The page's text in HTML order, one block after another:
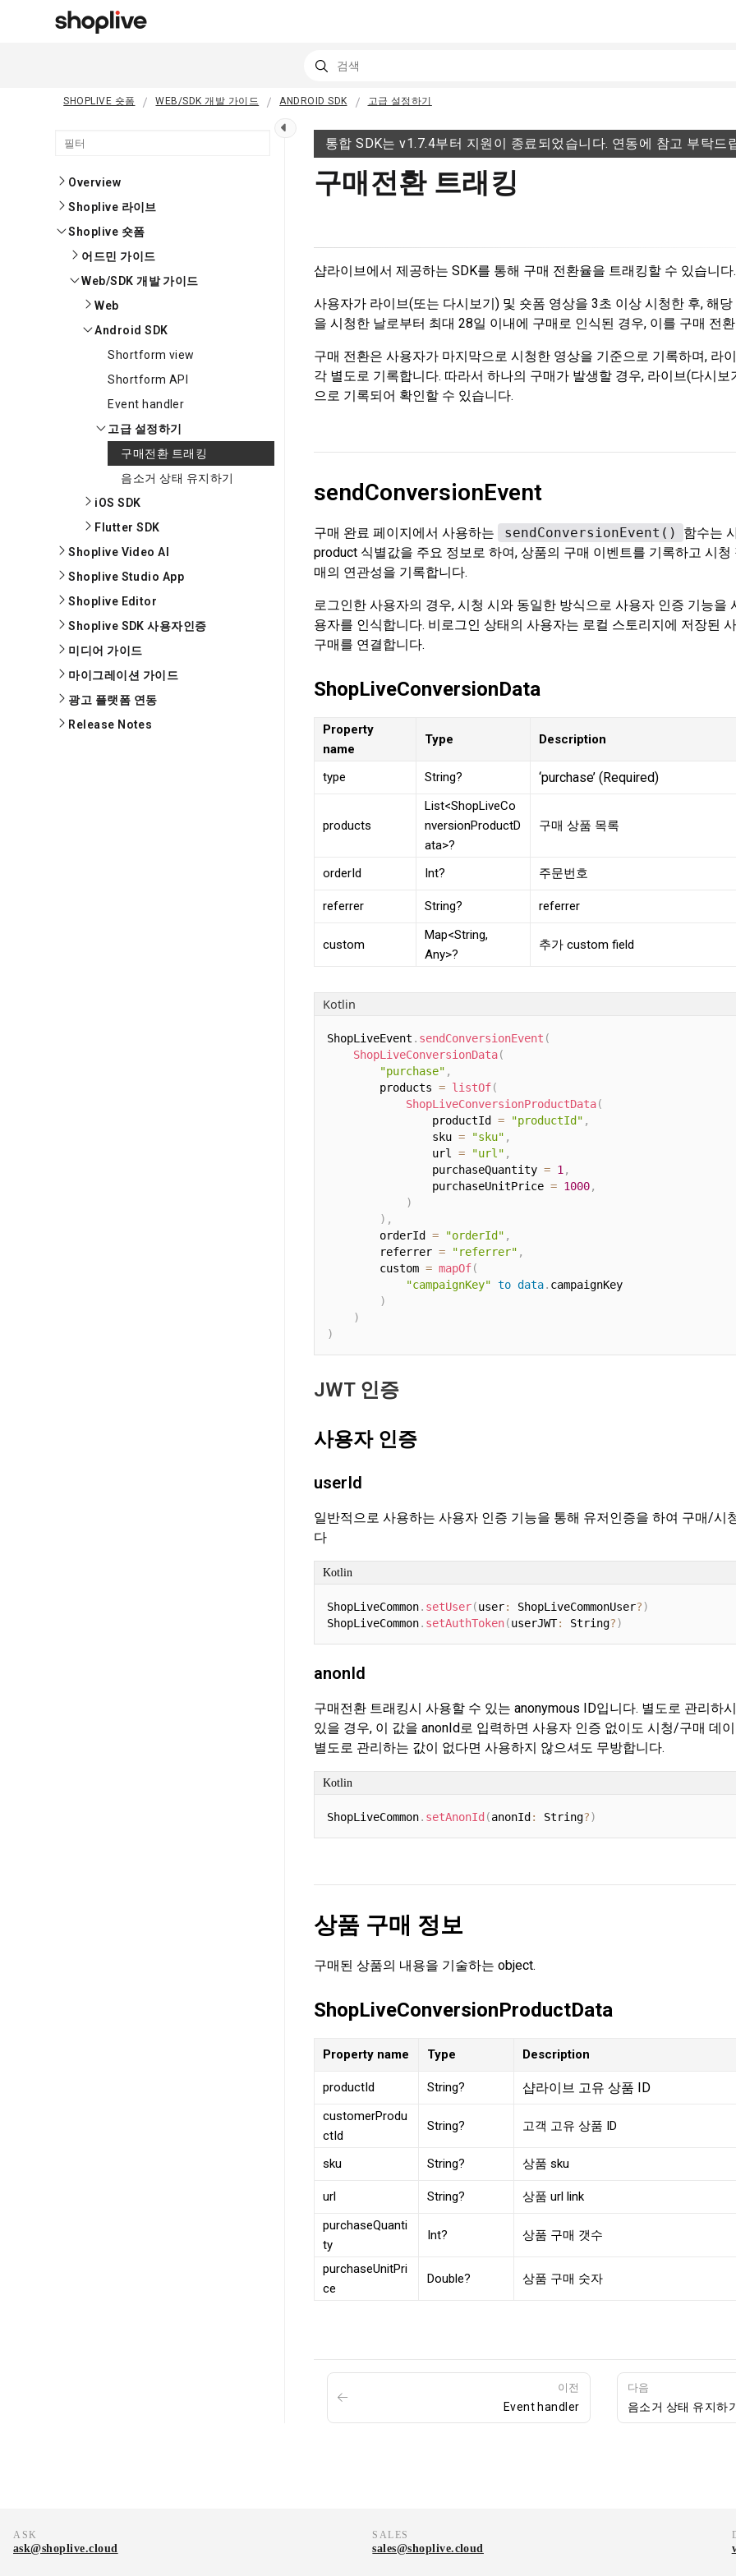
SHOPLIVE 숏폼 WEB/SDK 개발 가이드 ANDROID SDK 고급 설정하기
Overview
Shoplive 라이브
Shoplive 숏폼
어드민 가이드
Web/SDK 개발 가이드
Web
Android SDK
Shortform view
Shortform API
Event handler
고급 설정하기
구매전환 트래킹
음소거 상태 유지하기
iOS SDK
Flutter SDK
Shoplive Video AI
Shoplive Studio App
Shoplive Editor
Shoplive SDK 사용자인증
미디어 가이드
마이그레이션 가이드
광고 플랫폼 연동
Release Notes
통합 SDK는 v1.7.4부터 지원이 종료되었습니다. 연동에 참고 부탁드
구매전환 트래킹
샵라이브에서 제공하는 SDK를 통해 구매 전환율을 트래킹할 수 있습니다.
사용자가 라이브(또는 다시보기) 및 숏폼 영상을 3초 이상 시청한 후, 해
을 시청한 날로부터 최대 28일 이내에 구매로 인식된 경우, 이를 구매 전
구매 전환은 사용자가 마지막으로 시청한 영상을 기준으로 기록하며, 라
각 별도로 기록합니다. 따라서 하나의 구매가 발생할 경우, 라이브(다시
으로 기록되어 확인할 수 있습니다.
sendConversionEvent
구매 완료 페이지에서 사용하는 sendConversionEvent()
함수는
product 식별값을 주요 정보로 하여, 상품의 구매 이벤트를 기록하고 시
매의 연관성을 기록합니다.
로그인한 사용자의 경우, 시청 시와 동일한 방식으로 사용자 인증 기능을
용자를 인식합니다. 비로그인 상태의 사용자는 로컬 스토리지에 저장된
구매를 연결합니다.
ShopLiveConversionData
Property
name
Type Description
type String? ‘purchase’ (Required)
products
List<ShopLiveCo
nversionProductD
ata>?
구매 상품 목록
orderId Int? 주문번호
referrer String? referrer
custom
Map<String,
Any>?
추가 custom field
ShopLiveEvent . sendConversionEvent (
ShopLiveConversionData(
"purchase" ,
        products
= listOf(
ShopLiveConversionProductData(
                productId
= "productId" ,
                sku
= "sku" ,
                url
= "url" ,
                purchaseQuantity
= 1 ,
                purchaseUnitPrice
= 1000,
)
) ,
        orderId
= "orderId" ,
        referrer
= "referrer" ,
        custom
= mapOf(
"campaignKey" to data. campaignKey
)
)
)
Kotlin
JWT 인증
사용자 인증
userId
일반적으로 사용하는 사용자 인증 기능을 통해 유저인증을 하여 구매/시
다
ShopLiveCommon. setUser(user: ShopLiveCommonUser?)
ShopLiveCommon. setAuthToken(userJWT: String?)
Kotlin
anonId
구매전환 트래킹시 사용할 수 있는 anonymous ID입니다. 별도로 관리하
있을 경우, 이 값을 anonId로 입력하면 사용자 인증 없이도 시청/구매 데
별도로 관리하는 값이 없다면 사용하지 않으셔도 무방합니다.
ShopLiveCommon. setAnonId (anonId : String?)
Kotlin
상품 구매 정보
구매된 상품의 내용을 기술하는 object.
ShopLiveConversionProductData
Property name Type Description
productId String? 샵라이브 고유 상품 ID
customerProdu
ctId
String? 고객 고유 상품 ID
sku String? 상품 sku
url String?
상품 url link
purchaseQuanti
ty
Int? 상품 구매 갯수
purchaseUnitPri
ce
Double? 상품 구매 숫자
이전
Event handler
다음
음소거 상태 유지하
ASK
ask@shoplive.cloud
SALES
sales@shoplive.cloud